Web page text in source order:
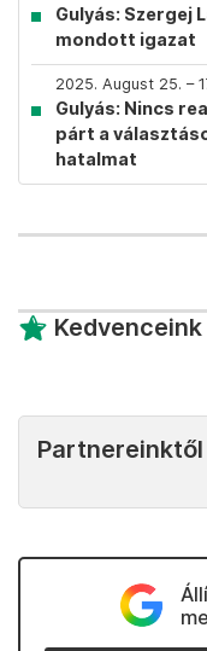
Gulyás: Szergej
mondott igazat
2025. August 25. –
Gulyás: Nincs
párt a
hatalmat
Kedvenceink
Partnereinktől